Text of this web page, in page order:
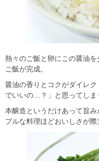
熱々のご飯と卵にこの醤油
ご飯が完成。
醤油の香りとコクがダイレ
でいいの…？」と思ってしま
本醸造というだけあって旨
プルな料理ほどおいしさが際